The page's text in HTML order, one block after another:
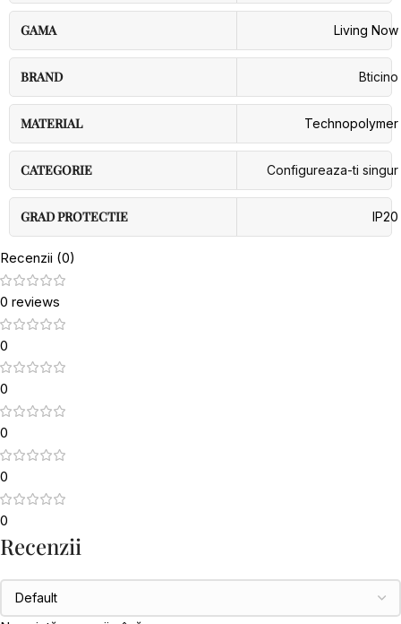
GAMA Living Now
BRAND Bticino
MATERIAL Technopolymer
CATEGORIE Configureaza-ti singur
GRAD PROTECTIE IP20
Recenzii (0)
0 reviews
0
0
0
0
0
Recenzii